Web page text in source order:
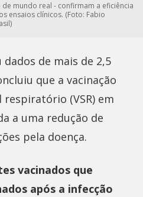
mundo real - confirmam a eficiência
ensaios clínicos. (Foto: Fabio
de mais de 2,5
que a vacinação
(VSR) em
a uma redução de
pela doença.
vacinados que
após a infecção